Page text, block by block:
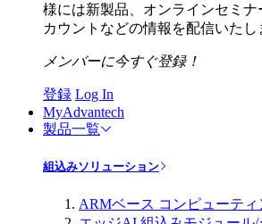
様には新製品、オンラインセミナ
カウントなどの情報を配信いたし
メンバーに今すぐ登録！
登録 Log In
MyAdvantech
製品一覧
組込みソリューション
ARMベース コンピューティ